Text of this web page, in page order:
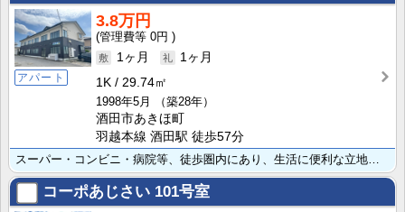
アパート
3.8万円
0円
1ヶ月
1ヶ月
1K
29.74㎡
1998年5月
（築28年）
酒田市あきほ町
羽越本線 酒田駅 徒歩57分
スーパー・コンビニ・病院等、徒歩圏内にあり、生活に便利な立地です。
コーポあじさい 101号室